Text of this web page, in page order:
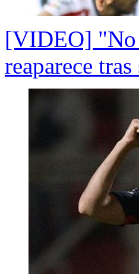
[VIDEO] "No
reaparece